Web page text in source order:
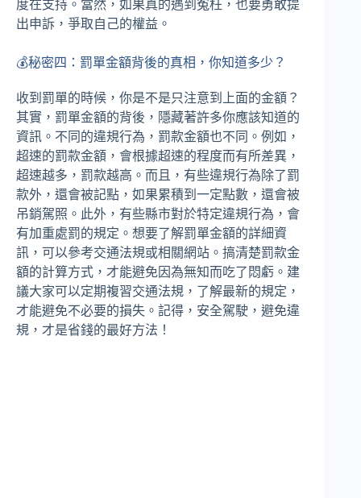
度在支持。當然，如果真的遇到冤枉，也要勇敢提
出申訴，爭取自己的權益。
💰秘密四：罰單金額背後的真相，你知道多少？
收到罰單的時候，你是不是只注意到上面的金額？
其實，罰單金額的背後，隱藏著許多你應該知道的
資訊。不同的違規行為，罰款金額也不同。例如，
超速的罰款金額，會根據超速的程度而有所差異，
超速越多，罰款越高。而且，有些違規行為除了罰
款外，還會被記點，如果累積到一定點數，還會被
吊銷駕照。此外，有些縣市對於特定違規行為，會
有加重處罰的規定。想要了解罰單金額的詳細資
訊，可以參考交通法規或相關網站。搞清楚罰款金
額的計算方式，才能避免因為無知而吃了悶虧。建
議大家可以定期複習交通法規，了解最新的規定，
才能避免不必要的損失。記得，安全駕駛，避免違
規，才是省錢的最好方法！